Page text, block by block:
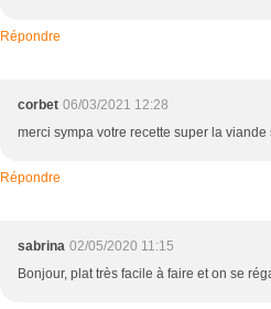
Répondre
corbet 06/03/2021 12:28
merci sympa votre recette super la
Répondre
sabrina 02/05/2020 11:15
Bonjour, plat très facile à faire et on se